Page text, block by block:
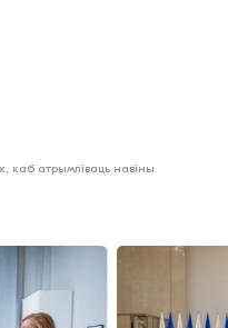
каб атрымліваць навіны